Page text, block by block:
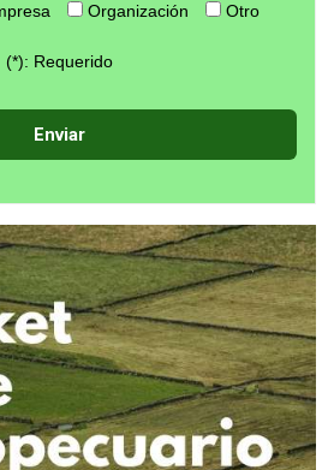
Organización Otro
(*): Requerido